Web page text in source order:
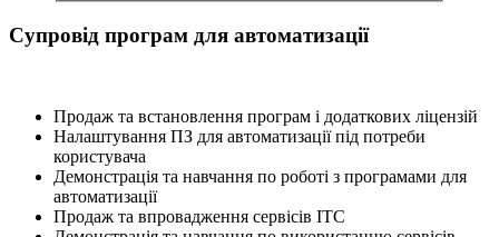
Супровід програм для автоматизації
Продаж та встановлення програм і додаткових ліцензій
Налаштування ПЗ для автоматизації під потреби
користувача
Демонстрація та навчання по роботі з програмами для
автоматизації
Продаж та впровадження сервісів ІТС